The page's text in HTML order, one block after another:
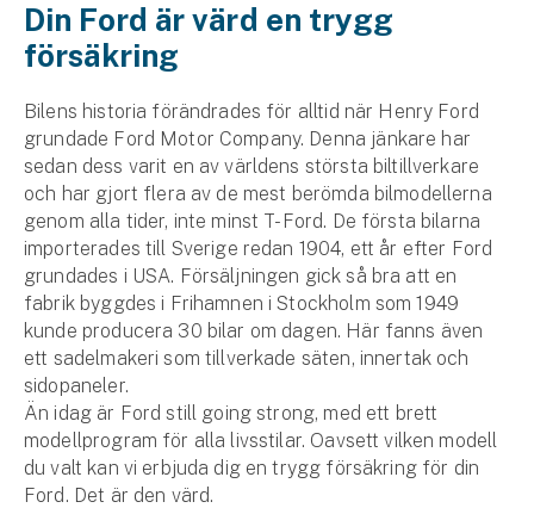
Företagsförsäkring
Bilförsäkring för företag
Släpvagnsförsäkring
Drönarförsäkring
För förmedlare
Gruppförsäkringar
Kommunolycksfall
Försäkring via förmedlare
Se alla försäkringar
Din Ford är värd en trygg
försäkring
Bilens historia förändrades för alltid när Henry Ford
grundade Ford Motor Company. Denna jänkare har
sedan dess varit en av världens största biltillverkare
och har gjort flera av de mest berömda bilmodellerna
genom alla tider, inte minst T-Ford. De första bilarna
importerades till Sverige redan 1904, ett år efter Ford
grundades i USA. Försäljningen gick så bra att en
fabrik byggdes i Frihamnen i Stockholm som 1949
kunde producera 30 bilar om dagen. Här fanns även
ett sadelmakeri som tillverkade säten, innertak och
sidopaneler.
Än idag är Ford still going strong, med ett brett
modellprogram för alla livsstilar. Oavsett vilken modell
du valt kan vi erbjuda dig en trygg försäkring för din
Ford. Det är den värd.